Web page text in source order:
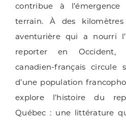
contribue à
terrain. À des
aventurière qui a nourri
reporter en Occident,
canadien-français circule
d’une population
explore l’histoire du
Québec : une littérature